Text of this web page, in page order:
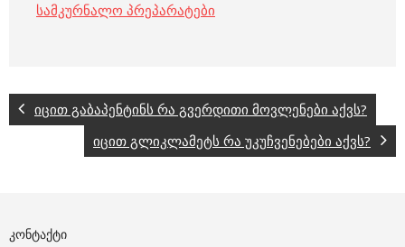
სამკურნალო პრეპარატები
იცით გაბაპენტინს რა გვერდითი მოვლენები აქვს?
იცით გლიკლამეტს რა უკუჩვენებები აქვს?
ᲙᲝᲜᲢᲐᲥᲢᲘ